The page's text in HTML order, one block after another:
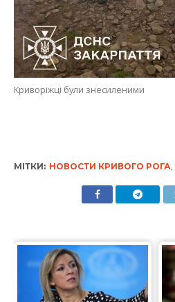
Криворіжці були знесиленими
МІТКИ: НОВОСТИ КРИВОГО РОГА,